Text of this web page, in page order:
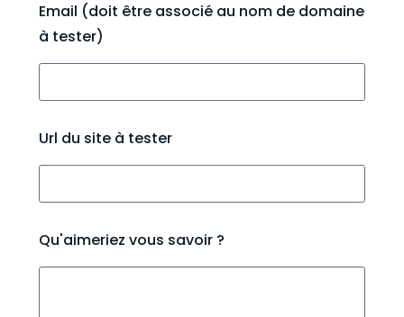
Email (doit être associé au nom de domaine
à tester)
Url du site à tester
Qu'aimeriez vous savoir ?